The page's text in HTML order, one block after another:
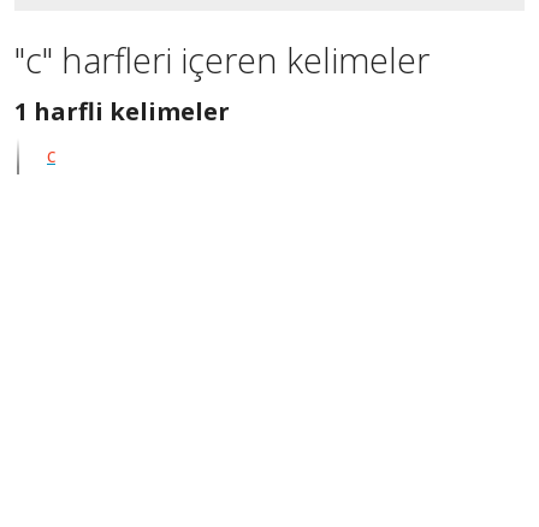
"c" harfleri içeren kelimeler
1 harfli kelimeler
c